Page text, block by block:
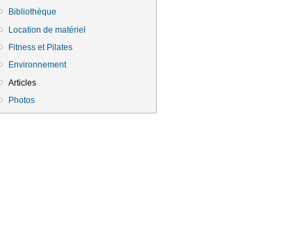
Bibliothèque
Location de matériel
Fitness et Pilates
Environnement
Articles
Photos